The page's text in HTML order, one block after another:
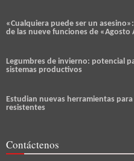
«Cualquiera puede ser un
de las nueve funciones de «Agosto
Legumbres de invierno: potencial
sistemas productivos
Estudian nuevas herramientas
resistentes
Contáctenos